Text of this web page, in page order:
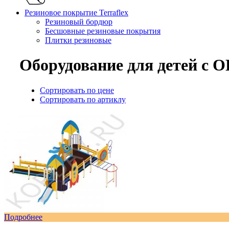
Резиновое покрытие Terraflex
Резиновый бордюр
Бесшовные резиновые покрытия
Плитки резиновые
Оборудование для детей с
Сортировать по цене
Сортировать по артиклу
Подробнее